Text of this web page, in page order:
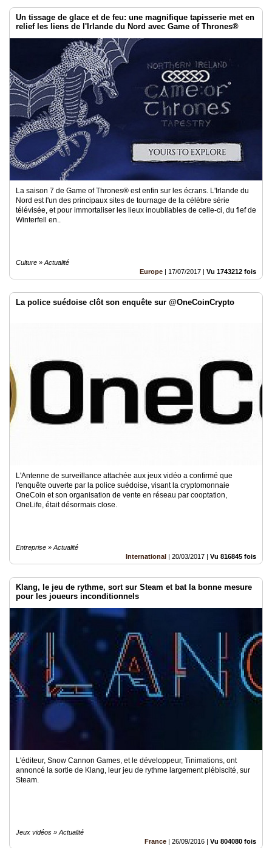
Un tissage de glace et de feu: une magnifique tapisserie met en
relief les liens de l'Irlande du Nord avec Game of Thrones®
La saison 7 de Game of Thrones® est enfin sur les écrans. L'Irlande du
Nord est l'un des principaux sites de tournage de la célèbre série
télévisée, et pour immortaliser les lieux inoubliables de celle-ci, du fief de
Winterfell en..
Culture » Actualité
Europe | 17/07/2017 | Vu 1743212 fois
La police suédoise clôt son enquête sur @OneCoinCrypto
L'Antenne de surveillance attachée aux jeux vidéo a confirmé que
l'enquête ouverte par la police suédoise, visant la cryptomonnaie
OneCoin et son organisation de vente en réseau par cooptation,
OneLife, était désormais close.
Entreprise » Actualité
International | 20/03/2017 | Vu 816845 fois
Klang, le jeu de rythme, sort sur Steam et bat la bonne mesure
pour les joueurs inconditionnels
L'éditeur, Snow Cannon Games, et le développeur, Tinimations, ont
annoncé la sortie de Klang, leur jeu de rythme largement plébiscité, sur
Steam.
Jeux vidéos » Actualité
France | 26/09/2016 | Vu 804080 fois